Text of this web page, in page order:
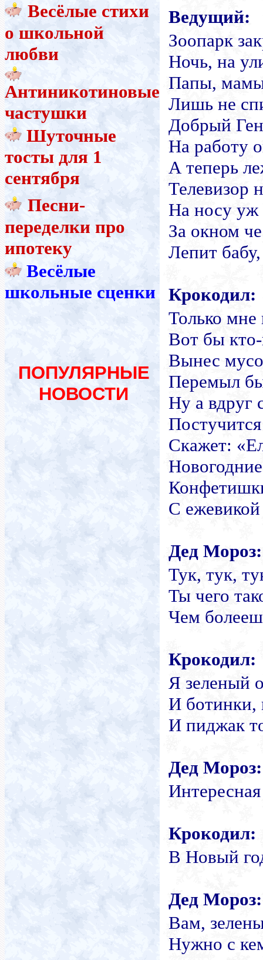
Весёлые стихи
о школьной
любви
Антиникотиновые
частушки
Шуточные
тосты для 1
сентября
Песни-
переделки про
ипотеку
Весёлые
школьные сценки
ПОПУЛЯРНЫЕ
НОВОСТИ
Ведущий:
Зоопарк
Ночь, на
Папы, мамы
Лишь не
Добрый
На работу
А теперь
Телевизор
На носу уж
За окном
Лепит
Крокодил:
Только мне
Вот бы
Вынес
Перемыл
Ну а вдруг
Скажет:
С
Дед Мороз:
Тук, тук,
Ты чего
Чем
Крокодил:
Я зеленый
И ботинки,
И пиджак
Дед Мороз:
Крокодил:
В Новый
Дед Мороз:
Вам,
Нужно с